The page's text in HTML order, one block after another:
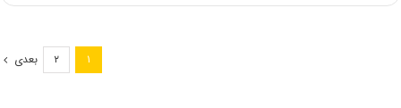
۱ ۲ بعدی